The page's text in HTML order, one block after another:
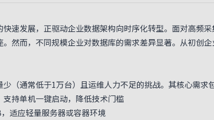
速发展，正驱动企业数据架构向时序化转型。面对高频
然而，不同规模企业对数据库的需求差异显著。从初创
通常低于1万台）且运维人力不足的挑战。其核心需求
持单机一键启动，降低技术门槛
适应轻量服务器或容器环境